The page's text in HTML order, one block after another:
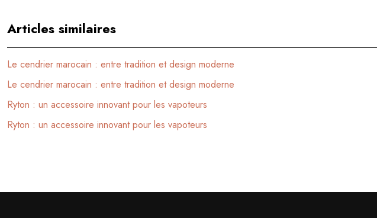
Articles similaires
Le cendrier marocain : entre tradition et design moderne
Le cendrier marocain : entre tradition et design moderne
Ryton : un accessoire innovant pour les vapoteurs
Ryton : un accessoire innovant pour les vapoteurs